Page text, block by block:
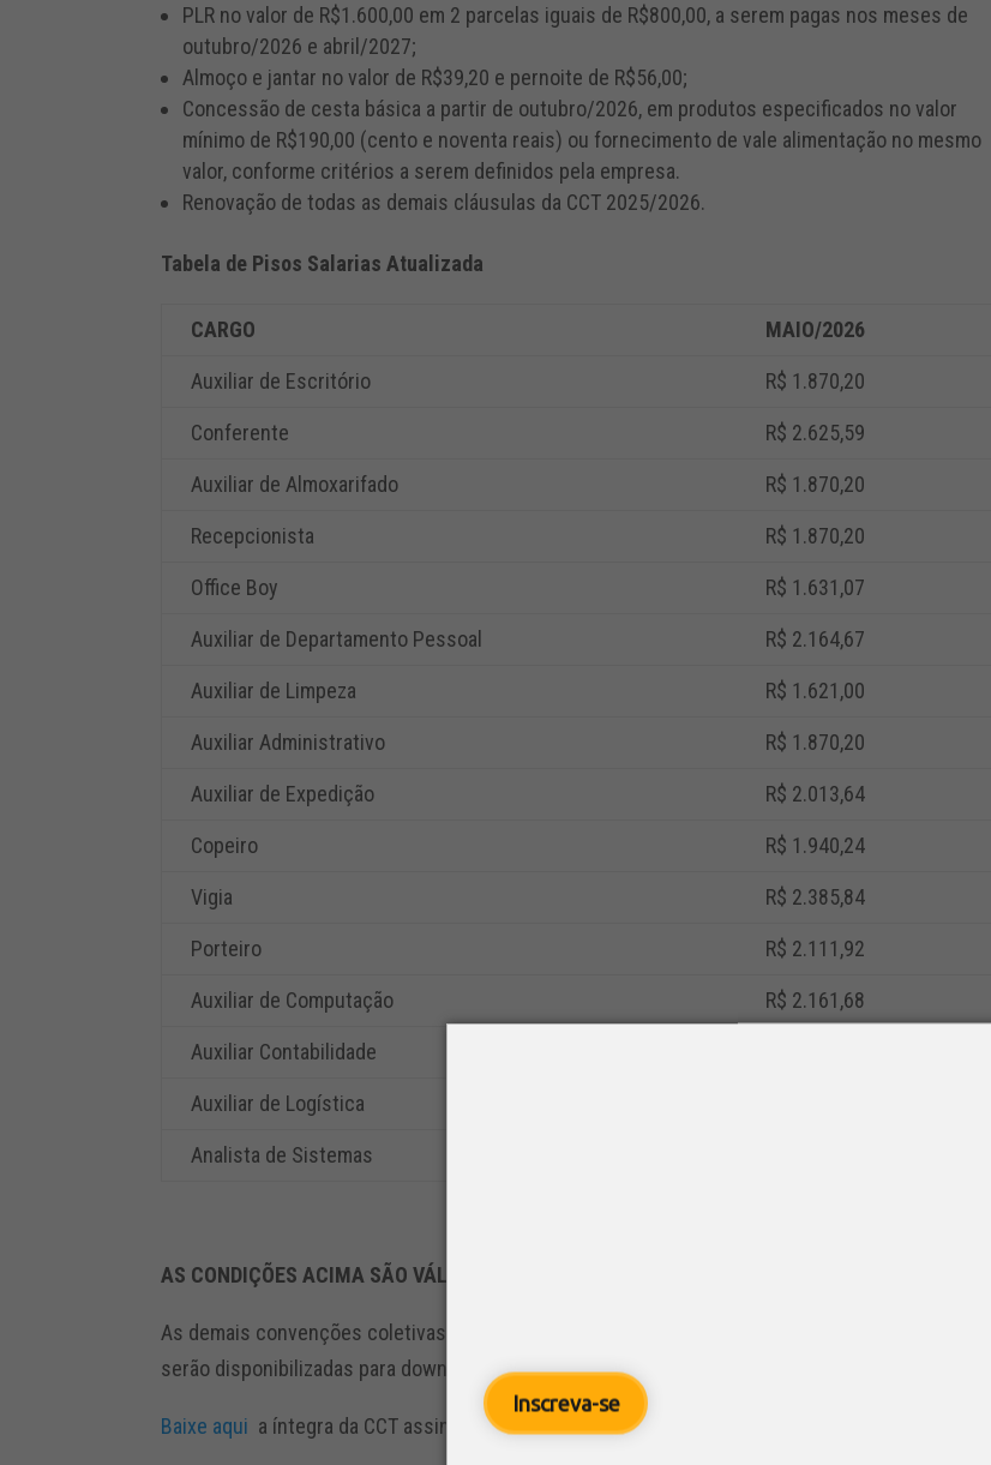
Inscreva-se
PLR no valor de R$1.600,00 em 2 parcelas iguais de R$800,00, a serem pagas nos meses de
outubro/2026 e abril/2027;
Almoço e jantar no valor de R$39,20 e pernoite de R$56,00;
Concessão de cesta básica a partir de outubro/2026, em produtos especificados no valor
mínimo de R$190,00 (cento e noventa reais) ou fornecimento de vale alimentação no mesmo
valor, conforme critérios a serem definidos pela empresa.
Renovação de todas as demais cláusulas da CCT 2025/2026.
Tabela de Pisos Salarias Atualizada
CARGO MAIO/2026
Auxiliar de Escritório R$ 1.870,20
Conferente R$ 2.625,59
Auxiliar de Almoxarifado R$ 1.870,20
Recepcionista R$ 1.870,20
Office Boy R$ 1.631,07
Auxiliar de Departamento Pessoal R$ 2.164,67
Auxiliar de Limpeza R$ 1.621,00
Auxiliar Administrativo R$ 1.870,20
Auxiliar de Expedição R$ 2.013,64
Copeiro R$ 1.940,24
Vigia R$ 2.385,84
Porteiro R$ 2.111,92
Auxiliar de Computação R$ 2.161,68
Auxiliar Contabilidade
Auxiliar de Logística
Analista de Sistemas
AS CONDIÇÕES ACIMA SÃO VÁLIDAS EXCLUSIVAMENTE PARA OS SINDLOG.
As demais convenções coletivas estão em processo de finalização e assinatura e, em breve,
serão disponibilizadas para download.
Baixe aqui a íntegra da CCT assinada entre o SETCESP e o SINDLOG.